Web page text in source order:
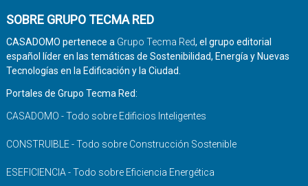
SOBRE GRUPO TECMA RED
CASADOMO pertenece a Grupo Tecma Red, el grupo editorial
español líder en las temáticas de Sostenibilidad, Energía y Nuevas
Tecnologías en la Edificación y la Ciudad.
Portales de Grupo Tecma Red:
CASADOMO - Todo sobre Edificios Inteligentes
CONSTRUIBLE - Todo sobre Construcción Sostenible
ESEFICIENCIA - Todo sobre Eficiencia Energética